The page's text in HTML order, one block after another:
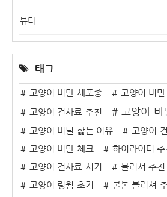
뷰티
태그
고양이 비만 세포종
고양이 비
고양이 건사료 추천
고양이 비
고양이 비닐 핥는 이유
고양이
고양이 비만 체크
하이라이터 추
고양이 건사료 시기
블러셔 추천
고양이 링웜 초기
쿨톤 블러셔